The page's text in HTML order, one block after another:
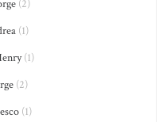
(2)
(1)
(1)
(2)
(1)